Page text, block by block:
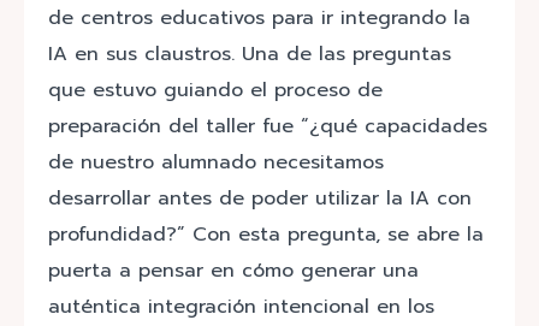
de centros educativos para ir integrando la
IA en sus claustros. Una de las preguntas
que estuvo guiando el proceso de
preparación del taller fue “¿qué capacidades
de nuestro alumnado necesitamos
desarrollar antes de poder utilizar la IA con
profundidad?” Con esta pregunta, se abre la
puerta a pensar en cómo generar una
auténtica integración intencional en los